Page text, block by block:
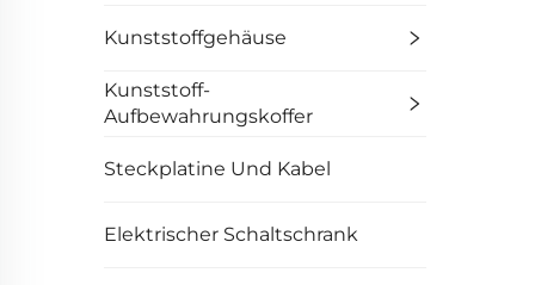
Kunststoffgehäuse
Kunststoff-
Aufbewahrungskoffer
Steckplatine Und Kabel
Elektrischer Schaltschrank